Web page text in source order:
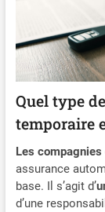
Quel type
temporaire
Les compagnies
assurance
base. Il s’agit d’
d’une